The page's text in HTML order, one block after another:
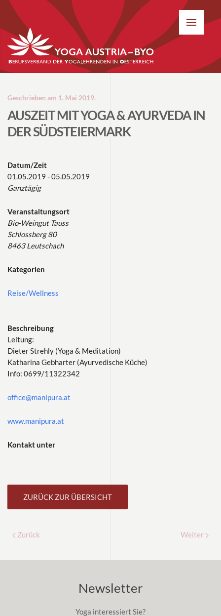
Geschrieben am 1. Mai 2019.
AUSZEIT MIT YOGA & AYURVEDA IN
DER SÜDSTEIERMARK
Datum/Zeit
01.05.2019 - 05.05.2019
Ganztägig
Veranstaltungsort
Bio-Weingut Tauss
Schlossberg 80
8463 Leutschach
Kategorien
Reise/Wellness
Beschreibung
Leitung:
Dieter Strehly (Yoga & Meditation)
Katharina Gebharter (Ayurvedische Küche)
Info: 0699/11322342
office@manipura.at
www.manipura.at
Kontakt unter
ZURÜCK ZUR ÜBERSICHT
Zurück Weiter
Newsletter
Yoga interessiert Sie?